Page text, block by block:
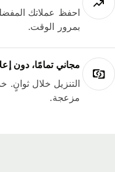
احفظ عملاتك
بمرور الوقت.
مجاني تمامًا، دون
التنزيل خلال ثوانٍ.
مزعجة.